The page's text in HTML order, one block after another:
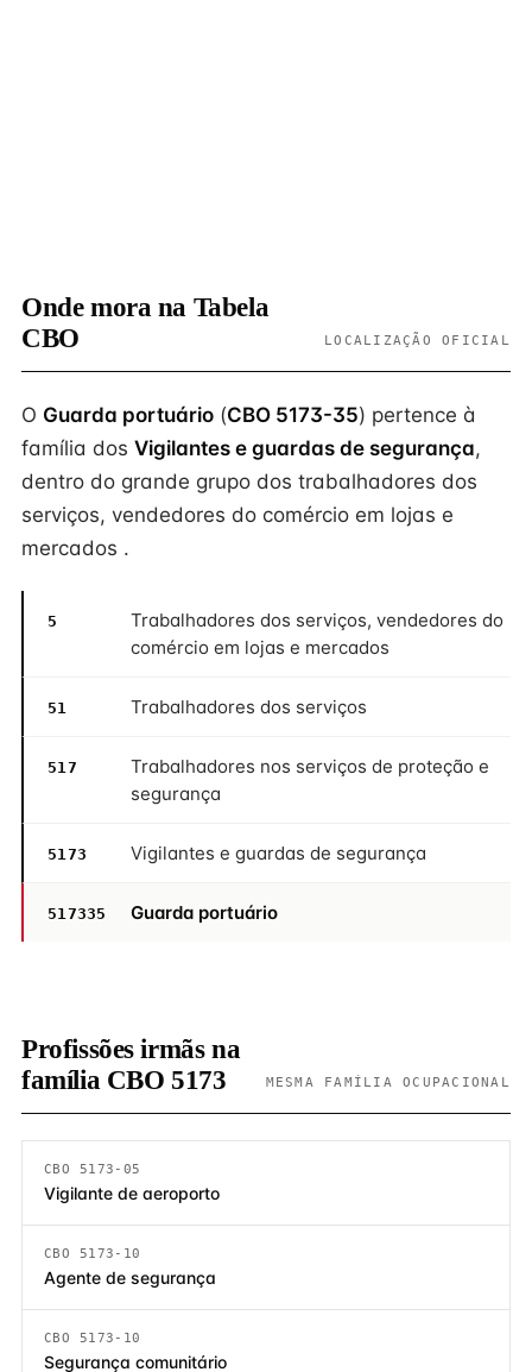
Onde mora na Tabela
CBO
LOCALIZAÇÃO OFICIAL
O Guarda portuário (CBO 5173-35) pertence à
família dos Vigilantes e guardas de segurança,
dentro do grande grupo dos trabalhadores dos
serviços, vendedores do comércio em lojas e
mercados .
5
Trabalhadores dos serviços, vendedores do
comércio em lojas e mercados
51 Trabalhadores dos serviços
517
Trabalhadores nos serviços de proteção e
segurança
5173 Vigilantes e guardas de segurança
517335 Guarda portuário
Profissões irmãs na
família CBO 5173
MESMA FAMÍLIA OCUPACIONAL
CBO 5173-05
Vigilante de aeroporto
CBO 5173-10
Agente de segurança
CBO 5173-10
Segurança comunitário